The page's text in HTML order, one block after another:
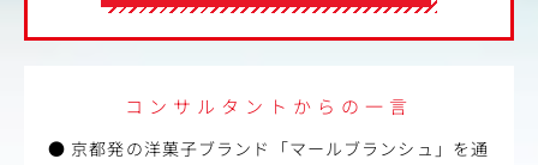
コンサルタントからの一言
● 京都発の洋菓子ブランド「マールブランシュ」を通